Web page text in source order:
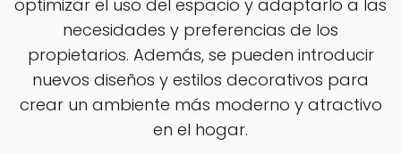
optimizar el uso del espacio y adaptarlo a las
necesidades y preferencias de los
propietarios. Además, se pueden introducir
nuevos diseños y estilos decorativos para
crear un ambiente más moderno y atractivo
en el hogar.